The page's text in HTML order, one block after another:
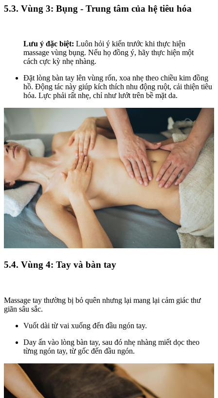
5.3. Vùng 3: Bụng - Trung tâm của hệ tiêu hóa
Lưu ý đặc biệt: Luôn hỏi ý kiến trước khi thực hiện
massage vùng bụng. Nếu họ đồng ý, hãy thực hiện một
cách cực kỳ nhẹ nhàng.
Đặt lòng bàn tay lên vùng rốn, xoa nhẹ theo chiều kim đồng
hồ. Động tác này giúp kích thích nhu động ruột, cải thiện tiêu
hóa. Lực phải rất nhẹ, chỉ như lướt trên bề mặt da.
5.4. Vùng 4: Tay và bàn tay
Massage tay thường bị bỏ quên nhưng lại mang lại cảm giác thư
giãn sâu sắc.
Vuốt dài từ vai xuống đến đầu ngón tay.
Day ấn vào lòng bàn tay, sau đó nhẹ nhàng miết dọc theo
từng ngón tay, từ gốc đến đầu ngón.